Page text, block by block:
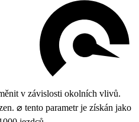
v závislosti okolních vlivů.
⌀ tento parametr je získán jako